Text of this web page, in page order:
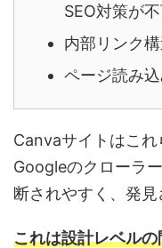
SEO対策が
内部リンク
ページ読み
Canvaサイトはこれ
Googleのクローラ
断されやすく、発見
これは設計レベル